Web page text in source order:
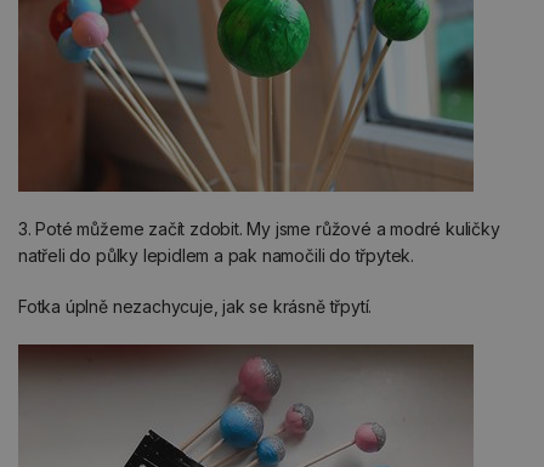
3. Poté můžeme začít zdobit. My jsme růžové a modré kuličky
natřeli do půlky lepidlem a pak namočili do třpytek.
Fotka úplně nezachycuje, jak se krásně třpytí.